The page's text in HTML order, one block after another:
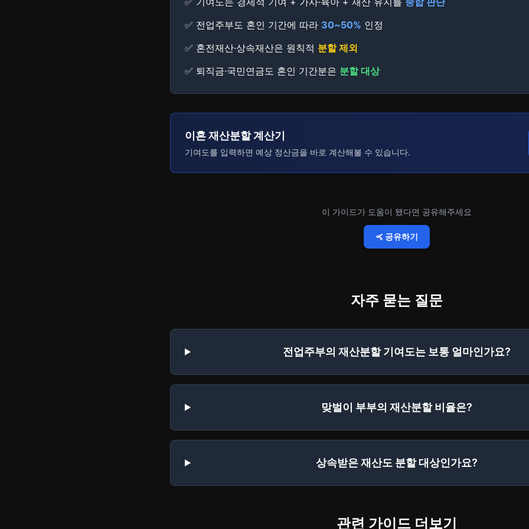
✅ 전업주부도 혼인 기간에 따라 30~50% 인정
✅ 혼전재산·상속재산은 원칙적 분할 제외
✅ 퇴직금·국민연금도 혼인 기간분은 분할 대상
이혼 재산분할 계산기
기여도를 입력하면 예상 정산금을 바로 계산해볼 수 있습니다.
이 가이드가 도움이 됐다면 공유해주세요
공유하기
자주 묻는 질문
전업주부의 재산분할 기여도는 보통 얼마인가요?
맞벌이 부부의 재산분할 비율은?
상속받은 재산도 분할 대상인가요?
관련 가이드 더보기